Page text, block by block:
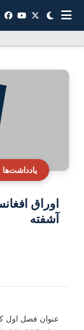
یادداشت‌ها
آشفته